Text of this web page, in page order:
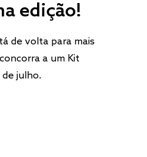
edição!
de volta para mais
a um Kit
julho.